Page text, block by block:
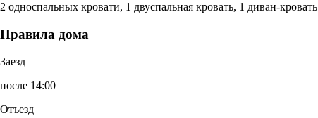
2 односпальных кровати, 1 двуспальная кровать, 1 диван-кровать
Правила дома
Заезд
после 14:00
Отъезд